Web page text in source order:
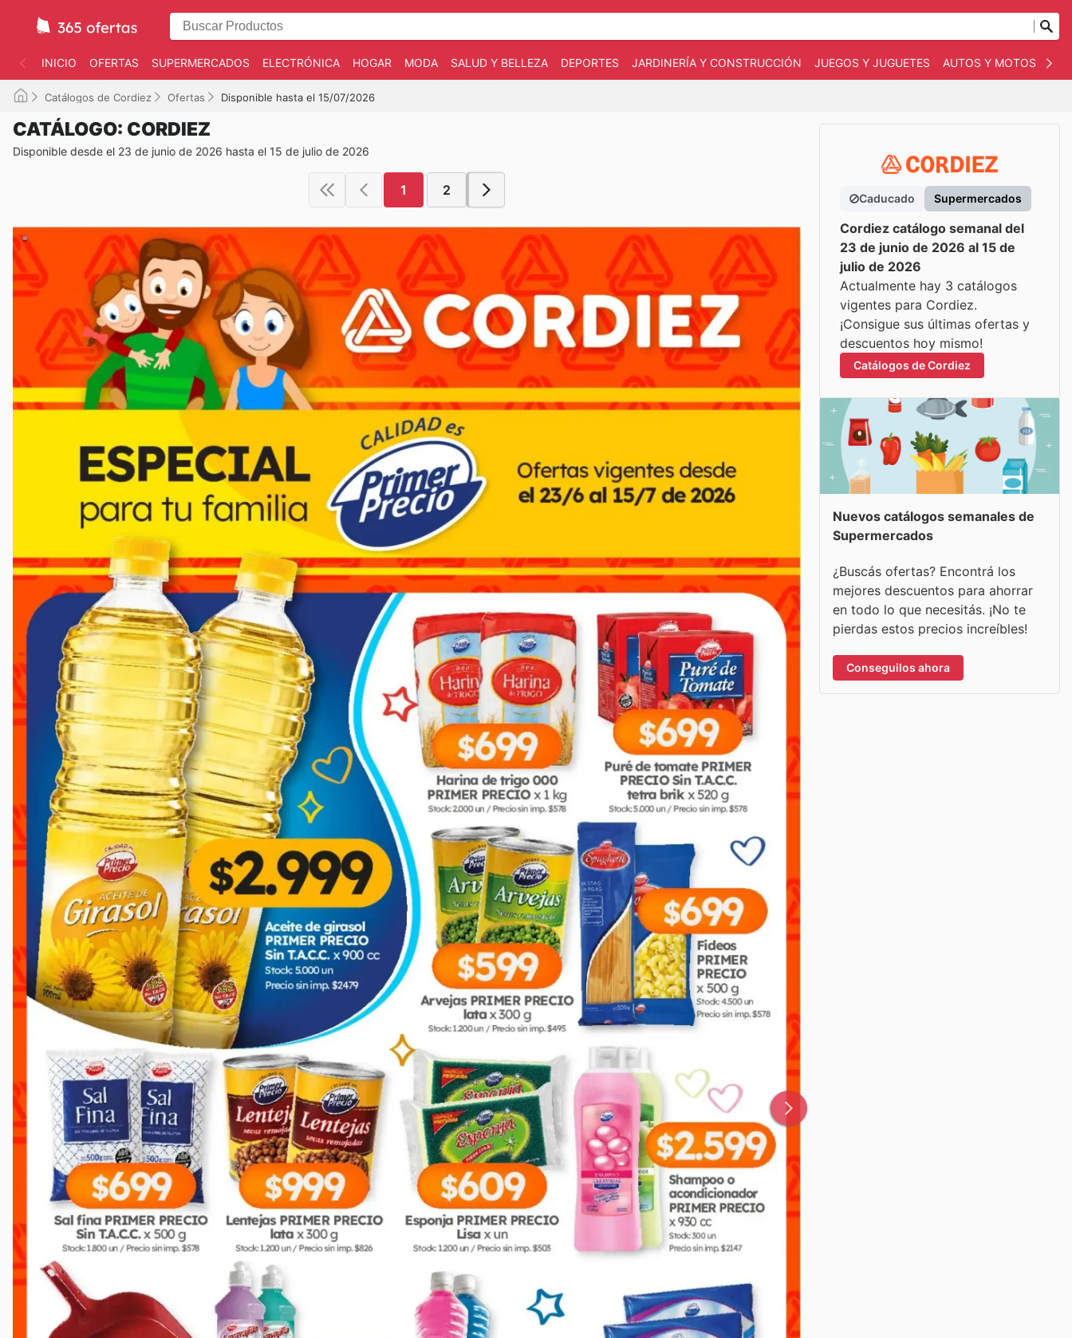
INICIO OFERTAS SUPERMERCADOS ELECTRÓNICA HOGAR MODA SALUD Y BELLEZA DEPORTES JARDINERÍA Y CONSTRUCCIÓN JUEGOS Y JUGUETES AUTOS Y MOTOS
Catálogos de Cordiez Ofertas Disponible hasta el 15/07/2026
CATÁLOGO: CORDIEZ
Disponible desde el 23 de junio de 2026 hasta el 15 de julio de 2026
1 2
Caducado Supermercados
Cordiez catálogo semanal del
23 de junio de 2026 al 15 de
julio de 2026
Actualmente hay 3 catálogos
vigentes para Cordiez.
¡Consigue sus últimas ofertas y
descuentos hoy mismo!
Catálogos de Cordiez
Nuevos catálogos semanales de
Supermercados
¿Buscás ofertas? Encontrá los
mejores descuentos para ahorrar
en todo lo que necesitás. ¡No te
pierdas estos precios increíbles!
Conseguilos ahora